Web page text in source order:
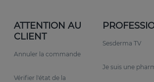
ATTENTION AU
CLIENT
Annuler la commande
Vérifier l'état de la
Sesderma TV
Je suis une